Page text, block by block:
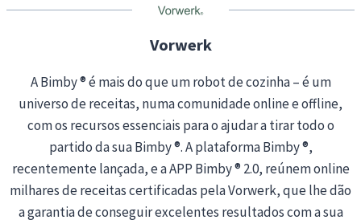
g
Vorwerk
A Bimby ® é mais do que um robot de cozinha – é um
universo de receitas, numa comunidade online e offline,
com os recursos essenciais para o ajudar a tirar todo o
partido da sua Bimby ®. A plataforma Bimby ®,
recentemente lançada, e a APP Bimby ® 2.0, reúnem online
milhares de receitas certificadas pela Vorwerk, que lhe dão
a garantia de conseguir excelentes resultados com a sua